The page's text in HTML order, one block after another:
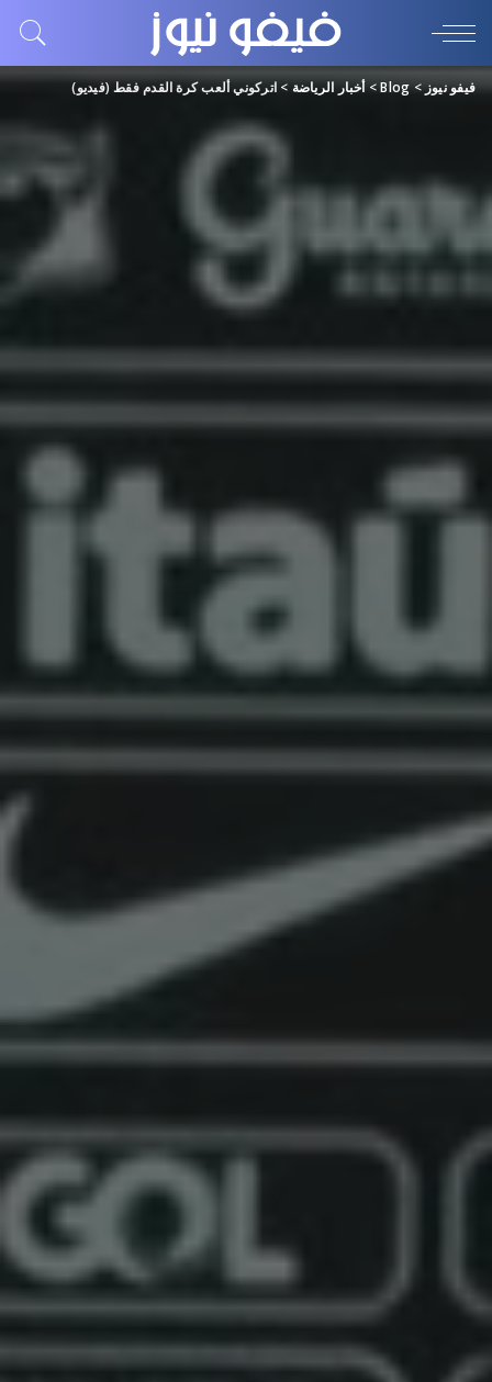
فيفو نيوز>
Blog
>أخبار الرياضة > اتركوني ألعب كرة القدم فقط (فيديو)